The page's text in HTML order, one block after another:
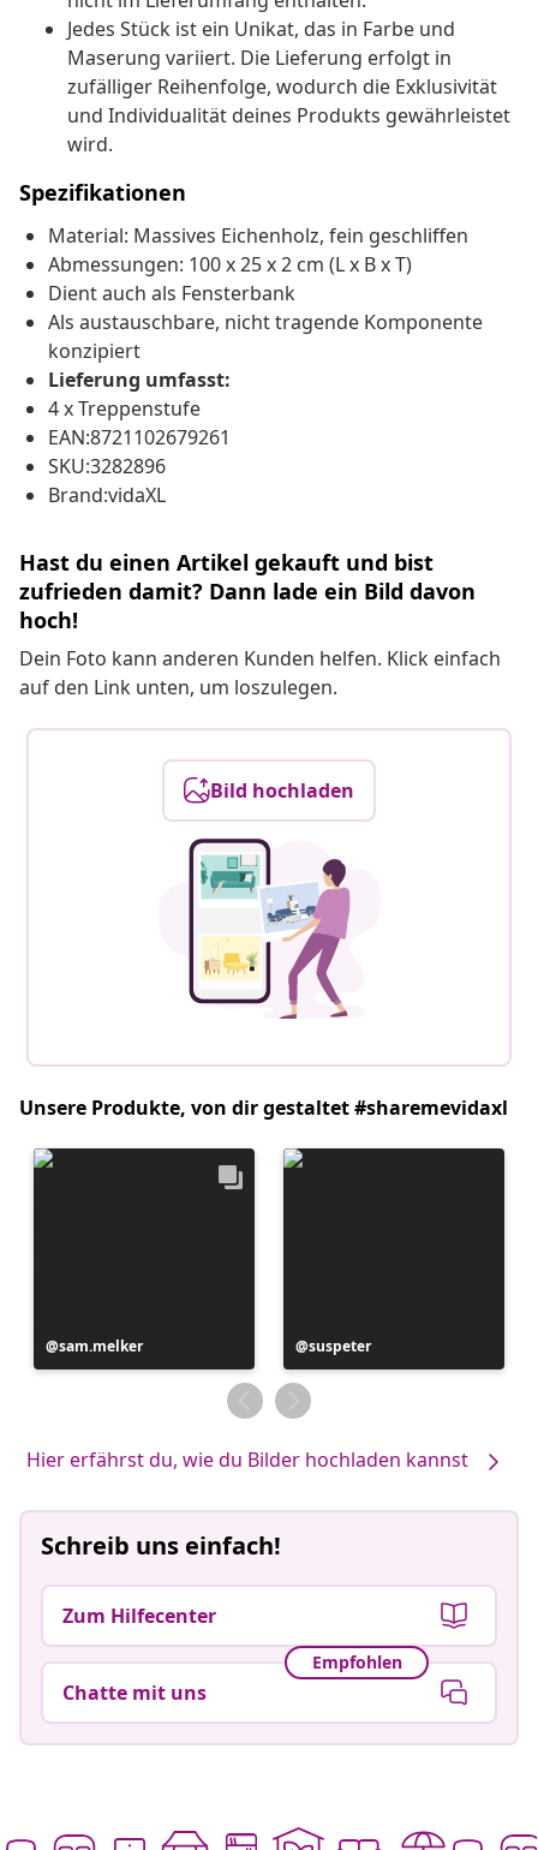
Jedes Stück ist ein Unikat, das in Farbe und
Maserung variiert. Die Lieferung erfolgt in
zufälliger Reihenfolge, wodurch die Exklusivität
und Individualität deines Produkts gewährleistet
wird.
Spezifikationen
Material: Massives Eichenholz, fein geschliffen
Abmessungen: 100 x 25 x 2 cm (L x B x T)
Dient auch als Fensterbank
Als austauschbare, nicht tragende Komponente
konzipiert
Lieferung umfasst:
4 x Treppenstufe
EAN:8721102679261
SKU:3282896
Brand:vidaXL
Hast du einen Artikel gekauft und bist
zufrieden damit? Dann lade ein Bild davon
hoch!
Dein Foto kann anderen Kunden helfen. Klick einfach
auf den Link unten, um loszulegen.
Bild hochladen
Unsere Produkte, von dir gestaltet #sharemevidaxl
Beitrag
veröffentlicht
sam.melker
Beitrag
veröffentlicht
von
suspeter
Hier erfährst du, wie du Bilder hochladen kannst
Schreib uns einfach!
Zum Hilfecenter
Empfohlen
Chatte mit uns